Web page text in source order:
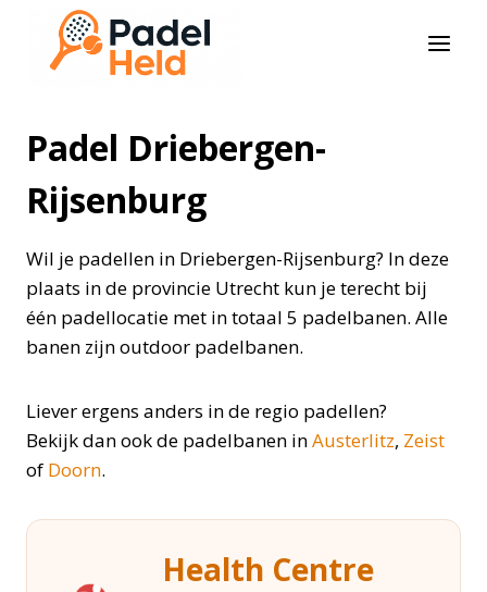
Doorgaan
inhoud
Padel Driebergen-
Rijsenburg
Wil je padellen in Driebergen-Rijsenburg? In deze
plaats in de provincie Utrecht kun je terecht bij
één padellocatie met in totaal 5 padelbanen. Alle
banen zijn outdoor padelbanen.
Liever ergens anders in de regio padellen?
Bekijk dan ook de padelbanen inAusterlitz, Zeist
of Doorn.
Health Centre